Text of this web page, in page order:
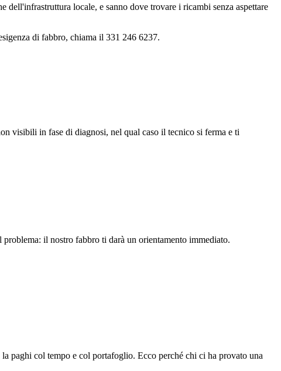
locale, e sanno dove trovare i ricambi senza aspettare
di fabbro, chiama il 331 246 6237.
visibili in fase di diagnosi, nel qual caso il tecnico si ferma e ti
il nostro fabbro ti darà un orientamento immediato.
paghi col tempo e col portafoglio. Ecco perché chi ci ha provato una